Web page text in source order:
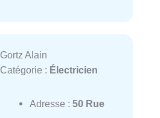
Gortz Alain
Catégorie : Électricien
Adresse : 50 Rue